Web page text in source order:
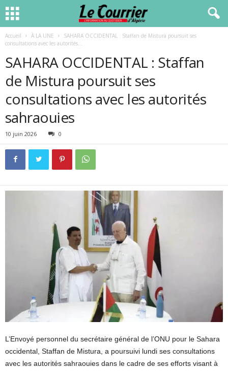
Accueil À LA UNE
SAHARA OCCIDENTAL : Staffan de Mistura poursuit ses
consultations avec les autorités...
SAHARA OCCIDENTAL : Staffan
de Mistura poursuit ses
consultations avec les autorités
sahraouies
10 juin 2026 0
L’Envoyé personnel du secrétaire général de l’ONU pour le Sahara
occidental, Staffan de Mistura, a poursuivi lundi ses consultations
avec les autorités sahraouies dans le cadre de ses efforts visant à